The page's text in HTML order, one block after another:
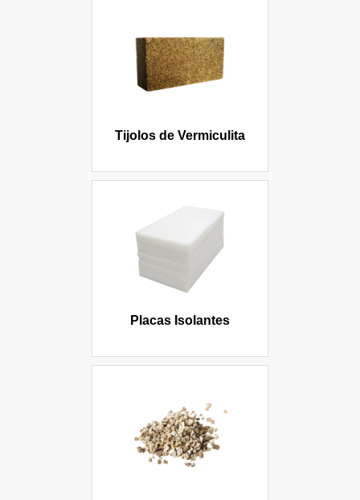
Tijolos de Vermiculita
Placas Isolantes